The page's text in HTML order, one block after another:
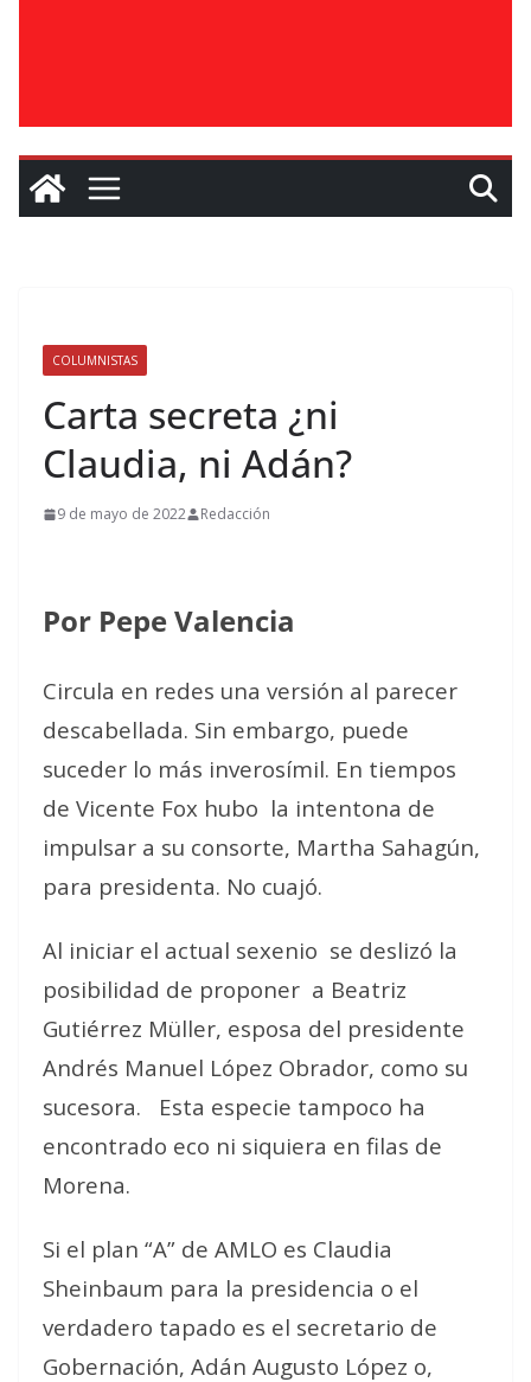
COLUMNISTAS
Carta secreta ¿ni
Claudia, ni Adán?
9 de mayo de 2022 Redacción
Por Pepe Valencia
Circula en redes una versión al parecer
descabellada. Sin embargo, puede
suceder lo más inverosímil. En tiempos
de Vicente Fox hubo la intentona de
impulsar a su consorte, Martha Sahagún,
para presidenta. No cuajó.
Al iniciar el actual sexenio se deslizó la
posibilidad de proponer a Beatriz
Gutiérrez Müller, esposa del presidente
Andrés Manuel López Obrador, como su
sucesora.
Esta especie tampoco ha
encontrado eco ni siquiera en filas de
Morena.
Si el plan “A” de AMLO es Claudia
Sheinbaum para la presidencia o el
verdadero tapado es el secretario de
Gobernación, Adán Augusto López o,